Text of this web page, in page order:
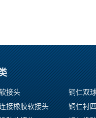
接头
铜仁双
接橡胶软接头
铜仁衬